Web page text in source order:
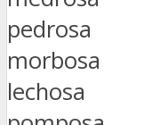
pedrosa
morbosa
lechosa